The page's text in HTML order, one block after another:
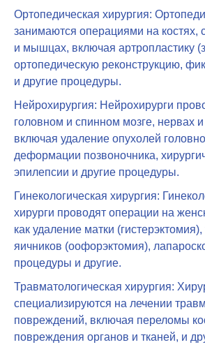
Ортопедическая хирургия:
занимаются операциями на костях,
и мышцах, включая артропластику
ортопедическую реконструкцию,
и другие процедуры.
Нейрохирургия: Нейрохирурги
головном и спинном мозге, нервах
включая удаление опухолей
деформации позвоночника,
эпилепсии и другие процедуры.
Гинекологическая хирургия:
хирурги проводят операции на
как удаление матки
яичников (оофорэктомия),
процедуры и другие.
Травматологическая хирургия:
специализируются на лечении
повреждений, включая переломы
повреждения органов и тканей, и